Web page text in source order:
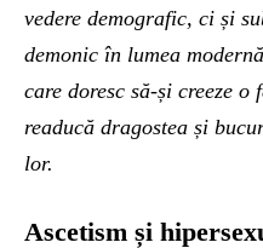
vedere demografic, ci și
demonic în lumea
care doresc să-și creeze o
readucă dragostea și
lor.
Ascetism și